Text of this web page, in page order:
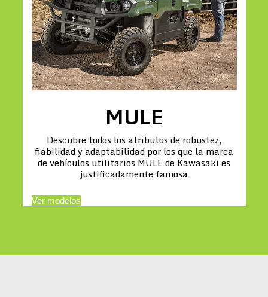
MULE
Descubre todos los atributos de robustez,
fiabilidad y adaptabilidad por los que la marca
de vehículos utilitarios MULE de Kawasaki es
justificadamente famosa
Ver modelos